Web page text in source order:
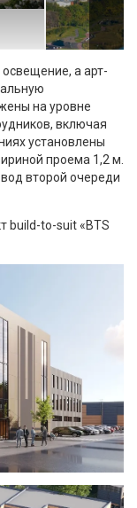
а арт-
на уровне
включая
установлены
проема 1,2 м.
второй очереди
build-to-suit «BTS